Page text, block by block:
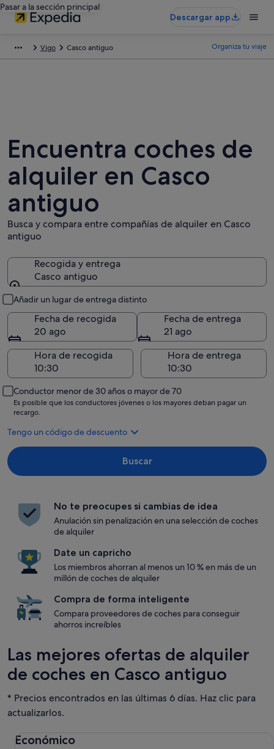
Pasar a la sección principal
Descargar app
Vigo Casco antiguo Organiza tu viaje
Encuentra coches de
alquiler en Casco
antiguo
Busca y compara entre compañías de alquiler en Casco
antiguo
Recogida y entrega
Casco antiguo
Añadir un lugar de entrega distinto
Fecha de recogida
20 ago
Fecha de entrega
21 ago
Hora de recogida
Hora de entrega
Conductor menor de 30 años o mayor de 70
Es posible que los conductores jóvenes o los mayores deban pagar un
recargo.
Tengo un código de descuento
Buscar
No te preocupes si cambias de idea
Anulación sin penalización en una selección de coches
de alquiler
Date un capricho
Los miembros ahorran al menos un 10 % en más de un
millón de coches de alquiler
Compra de forma inteligente
Compara proveedores de coches para conseguir
ahorros increíbles
Las mejores ofertas de alquiler
de coches en Casco antiguo
* Precios encontrados en las últimas 6 días. Haz clic para
actualizarlos.
Económico